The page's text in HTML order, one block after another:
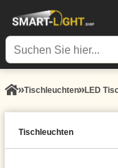
Tisch­leuchten LED
Tisch­leuchten